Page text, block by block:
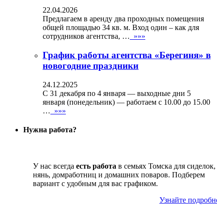
22.04.2026
Предлагаем в аренду два проходных помещения
общей площадью 34 кв. м. Вход один – как для
сотрудников агентства, … »»»
График работы агентства «Берегиня» в
новогодние праздники
24.12.2025
С 31 декабря по 4 января — выходные дни 5
января (понедельник) — работаем с 10.00 до 15.00
… »»»
Нужна работа?
У нас всегда есть работа в семьях Томска для сиделок,
нянь, домработниц и домашних поваров. Подберем
вариант с удобным для вас графиком.
Узнайте